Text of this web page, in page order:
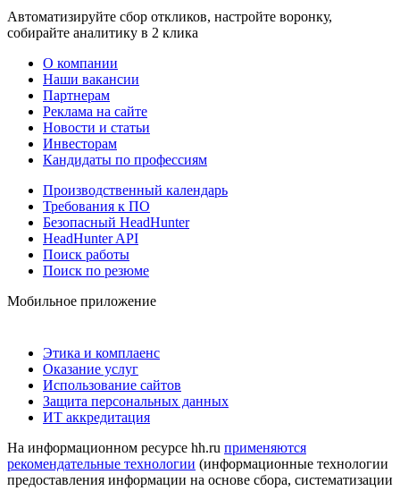
Автоматизируйте сбор откликов, настройте воронку,
собирайте аналитику в 2 клика
О компании
Наши вакансии
Партнерам
Реклама на сайте
Новости и статьи
Инвесторам
Кандидаты по профессиям
Производственный календарь
Требования к ПО
Безопасный HeadHunter
HeadHunter API
Поиск работы
Поиск по резюме
Мобильное приложение
Этика и комплаенс
Оказание услуг
Использование сайтов
Защита персональных данных
ИТ аккредитация
На информационном ресурсе hh.ru применяются
рекомендательные технологии (информационные технологии
предоставления информации на основе сбора, систематизации